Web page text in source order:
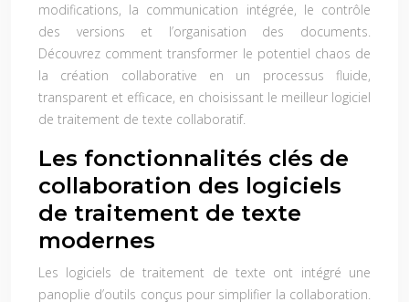
modifications, la communication intégrée, le contrôle
des versions et l’organisation des documents.
Découvrez comment transformer le potentiel chaos de
la création collaborative en un processus fluide,
transparent et efficace, en choisissant le meilleur logiciel
de traitement de texte collaboratif.
Les fonctionnalités clés de
collaboration des logiciels
de traitement de texte
modernes
Les logiciels de traitement de texte ont intégré une
panoplie d’outils conçus pour simplifier la collaboration.